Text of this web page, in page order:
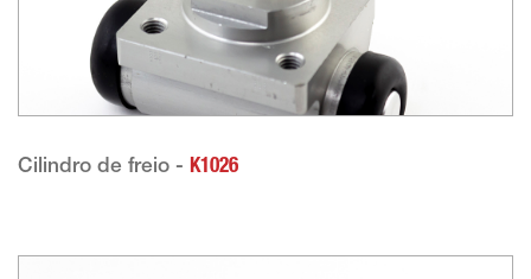
Cilindro de freio - K1026